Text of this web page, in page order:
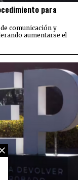
para
comunicación y
aumentarse el